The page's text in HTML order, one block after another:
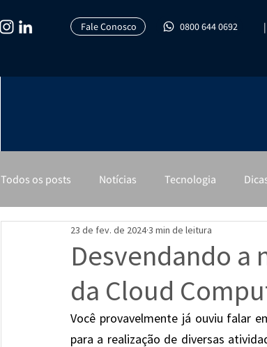
Fale Conosco 0800 644 0692
Todos os posts Notícias Tecnologia
Desvendando a
da Cloud
23 de fev. de 20243 min de leitura
Você provavelmente já ouviu falar
para a realização de diversas